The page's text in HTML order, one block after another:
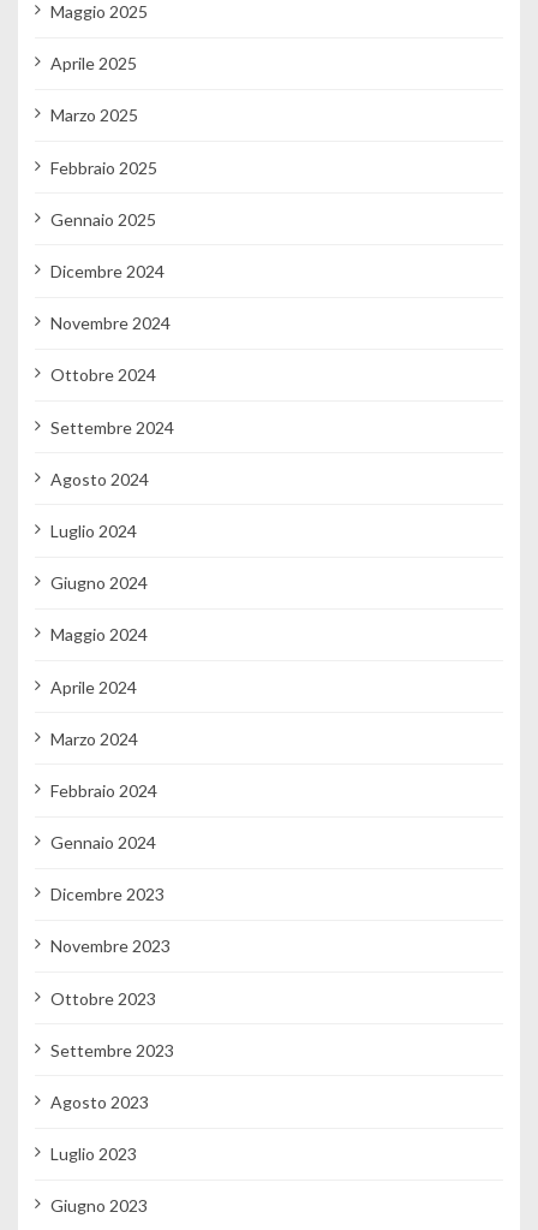
Maggio 2025
Aprile 2025
Marzo 2025
Febbraio 2025
Gennaio 2025
Dicembre 2024
Novembre 2024
Ottobre 2024
Settembre 2024
Agosto 2024
Luglio 2024
Giugno 2024
Maggio 2024
Aprile 2024
Marzo 2024
Febbraio 2024
Gennaio 2024
Dicembre 2023
Novembre 2023
Ottobre 2023
Settembre 2023
Agosto 2023
Luglio 2023
Giugno 2023